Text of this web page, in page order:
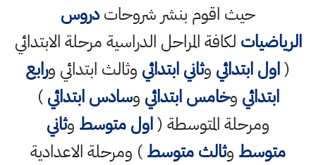
حيث اقوم بنشر شروحاتدروس
الرياضيات لكافة المراحل الدراسية مرحلة الابتدائي
(اول ابتدائي وثاني ابتدائي وثالث ابتدائي ورابع
ابتدائي وخامس ابتدائي وسادس ابتدائي)
ومرحلة المتوسطة (اول متوسط وثاني
متوسط وثالث متوسط) ومرحلة الاعدادية